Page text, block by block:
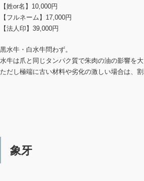
【姓or名】10,000円
【フルネーム】17,000円
【法人印】39,000円
黒水牛・白水牛問わず。
水牛は爪と同じタンパク質で朱肉の油の影響を
ただし極端に古い材料や劣化の激しい場合は、
象牙